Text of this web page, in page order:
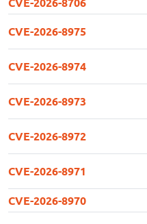
CVE-2026-8975
CVE-2026-8974
CVE-2026-8973
CVE-2026-8972
CVE-2026-8971
CVE-2026-8970